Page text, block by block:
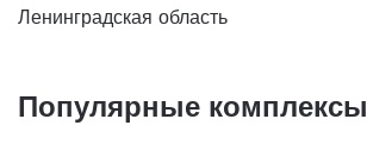
Ленинградская область
Популярные комплексы